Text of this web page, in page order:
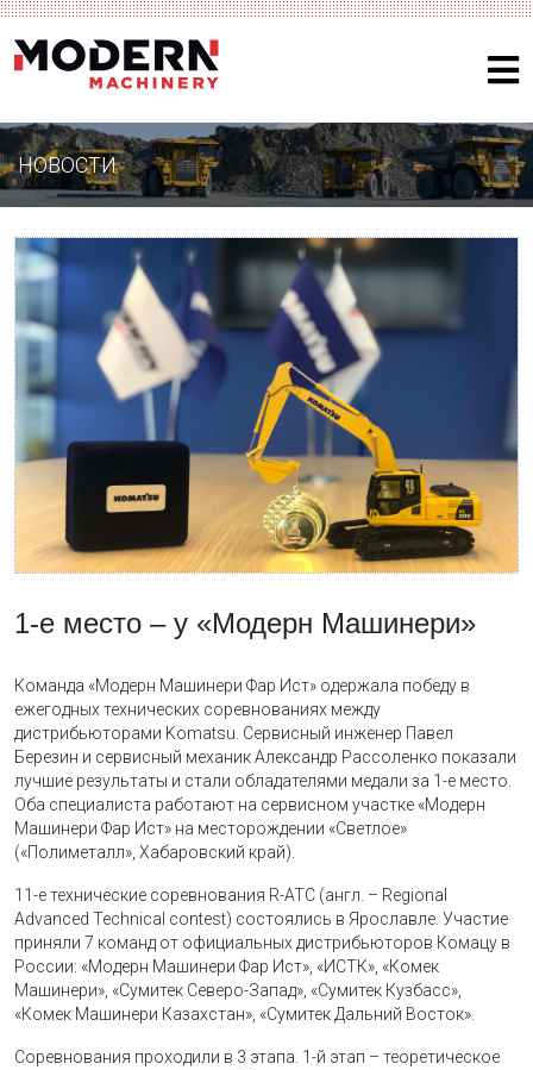
НОВОСТИ
1-е место – у «Модерн Машинери»
Команда «Модерн Машинери Фар Ист» одержала победу в
ежегодных технических соревнованиях между
дистрибьюторами Komatsu. Сервисный инженер Павел
Березин и сервисный механик Александр Рассоленко показали
лучшие результаты и стали обладателями медали за 1-е место.
Оба специалиста работают на сервисном участке «Модерн
Машинери Фар Ист» на месторождении «Светлое»
(«Полиметалл», Хабаровский край).
11-е технические соревнования R-ATC (англ. – Regional
Advanced Technical contest) состоялись в Ярославле. Участие
приняли 7 команд от официальных дистрибьюторов Комацу в
России: «Модерн Машинери Фар Ист», «ИСТК», «Комек
Машинери», «Сумитек Северо-Запад», «Сумитек Кузбасс»,
«Комек Машинери Казахстан», «Сумитек Дальний Восток».
Соревнования проходили в 3 этапа. 1-й этап – теоретическое